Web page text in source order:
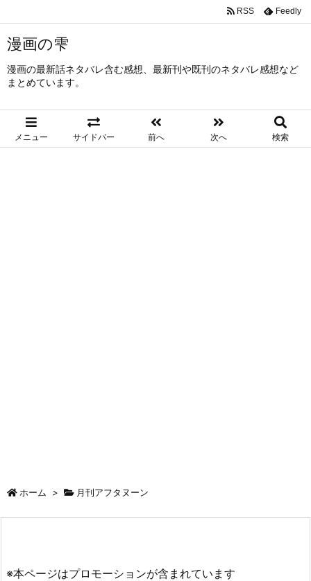
漫画の雫
漫画の最新話ネタバレ含む感想、最新刊や既刊のネタバレ感想など
まとめています。
メニュー サイドバー 前へ 次へ 検索
RSS Feedly
ホーム > 月刊アフタヌーン
※本ページはプロモーションが含まれています